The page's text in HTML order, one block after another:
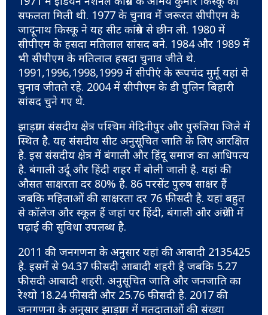
सफलता मिली थी. 1977 के चुनाव में जरूरत सीपीएम के
जादूनाथ किस्कू ने यह सीट कांग्रेस से छीन ली. 1980 में
सीपीएम के हसदा मतिलाल सांसद बने. 1984 और 1989 में
भी सीपीएम के मतिलाल हसदा चुनाव जीते थे.
1991,1996,1998,1999 में सीपीएं के रूपचंद मुर्मू यहां से
चुनाव जीतते रहे. 2004 में सीपीएम के डी पुलिन बिहारी
सांसद चुने गए थे.
झाड़ग्राम संसदीय क्षेत्र पश्चिम मेदिनीपुर और पुरुलिया जिले में
स्थित है. यह संसदीय सीट अनुसूचित जाति के लिए आरक्षित
है. इस संसदीय क्षेत्र में बंगाली और हिंदू समाज का आधिपत्य
है. बंगाली उर्दू और हिंदी शहर में बोली जाती है. यहां की
औसत साक्षरता दर 80% है. 86 परसेंट पुरुष साक्षर हैं
जबकि महिलाओं की साक्षरता दर 76 फ़ीसदी है. यहां बहुत
से कॉलेज और स्कूल हैं जहां पर हिंदी, बंगाली और अंग्रेजी में
पढ़ाई की सुविधा उपलब्ध है.
2011 की जनगणना के अनुसार यहां की आबादी 2135425
है. इसमें से 94.37 फीसदी आबादी शहरी है जबकि 5.27
फीसदी आबादी शहरी. अनुसूचित जाति और जनजाति का
रेश्यो 18.24 फीसदी और 25.76 फीसदी है. 2017 की
जनगणना के अनुसार झाड़ग्राम में मतदाताओं की संख्या